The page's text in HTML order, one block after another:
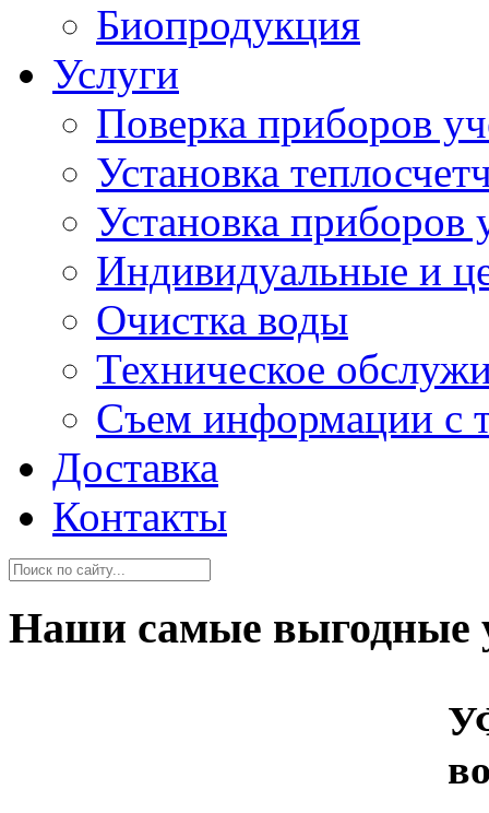
Биопродукция
Услуги
Поверка приборов
Установка
Установка приборов
Индивидуальные и
Очистка воды
Техническое
Съем информации с
Доставка
Контакты
Наши самые выгодные